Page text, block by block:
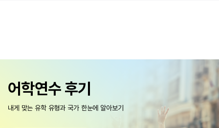
어학연수 후기
내게 맞는 유학 유형과 국가 한눈에 알아보기